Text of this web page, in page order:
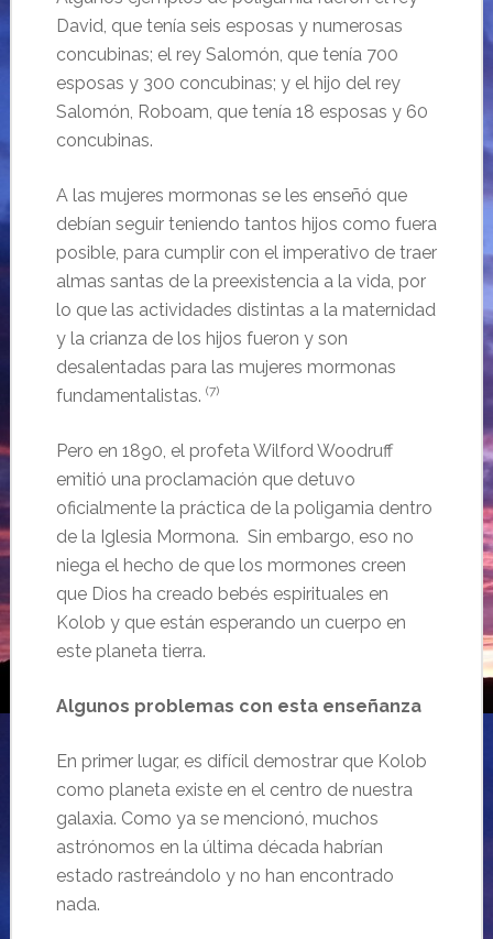
David, que tenía seis esposas y numerosas
concubinas; el rey Salomón, que tenía 700
esposas y 300 concubinas; y el hijo del rey
Salomón, Roboam, que tenía 18 esposas y 60
concubinas.
A las mujeres mormonas se les enseñó que
debían seguir teniendo tantos hijos como fuera
posible, para cumplir con el imperativo de traer
almas santas de la preexistencia a la vida, por
lo que las actividades distintas a la maternidad
y la crianza de los hijos fueron y son
desalentadas para las mujeres mormonas
fundamentalistas. (7)
Pero en 1890, el profeta Wilford Woodruff
emitió una proclamación que detuvo
oficialmente la práctica de la poligamia dentro
de la Iglesia Mormona. Sin embargo, eso no
niega el hecho de que los mormones creen
que Dios ha creado bebés espirituales en
Kolob y que están esperando un cuerpo en
este planeta tierra.
Algunos problemas con esta enseñanza
En primer lugar, es difícil demostrar que Kolob
como planeta existe en el centro de nuestra
galaxia. Como ya se mencionó, muchos
astrónomos en la última década habrían
estado rastreándolo y no han encontrado
nada.